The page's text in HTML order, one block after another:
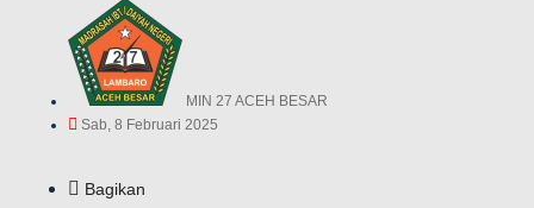
MIN 27 ACEH BESAR
Sab, 8 Februari 2025
Bagikan